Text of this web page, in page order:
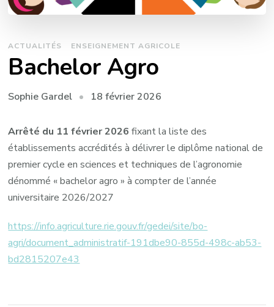
ACTUALITÉS ENSEIGNEMENT AGRICOLE
Bachelor Agro
Sophie Gardel 18 février 2026
Arrêté du 11 février 2026 fixant la liste des
établissements accrédités à délivrer le diplôme national de
premier cycle en sciences et techniques de l’agronomie
dénommé « bachelor agro » à compter de l’année
universitaire 2026/2027
https://info.agriculture.rie.gouv.fr/gedei/site/bo-
agri/document_administratif-191dbe90-855d-498c-ab53-
bd2815207e43